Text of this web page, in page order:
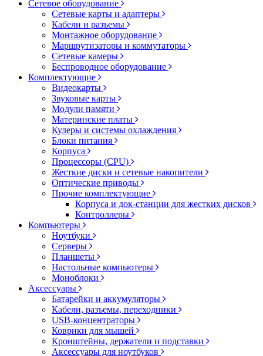
Сетевое оборудование
Сетевые карты и адаптеры
Кабели и разъемы
Монтажное оборудование
Маршрутизаторы и коммутаторы
Сетевые камеры
Беспроводное оборудование
Комплектующие
Видеокарты
Звуковые карты
Модули памяти
Материнские платы
Кулеры и системы охлаждения
Блоки питания
Корпуса
Процессоры (CPU)
Жесткие диски и сетевые накопители
Оптические приводы
Прочие комплектующие
Корпуса и док-станции для жестких дисков
Контроллеры
Компьютеры
Ноутбуки
Серверы
Планшеты
Настольные компьютеры
Моноблоки
Аксессуары
Батарейки и аккумуляторы
Кабели, разъемы, переходники
USB-концентраторы
Коврики для мышей
Кронштейны, держатели и подставки
Аксессуары для ноутбуков